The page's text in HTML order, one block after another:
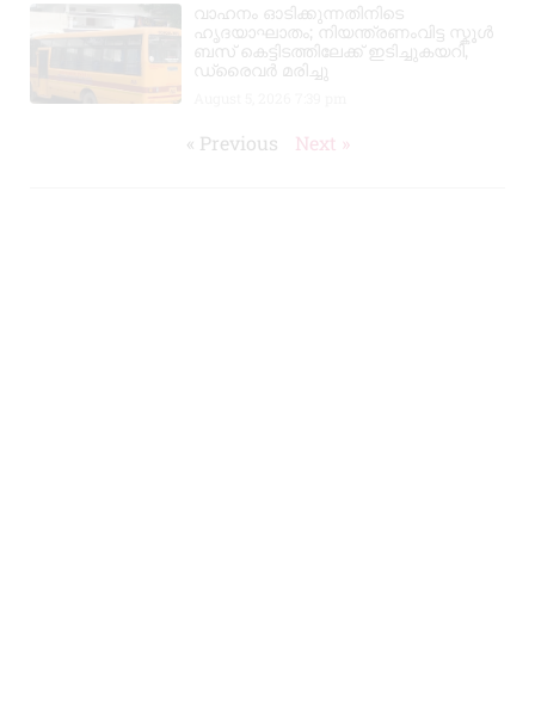
വാഹനം ഓടിക്കുന്നതിനിടെ
ഹൃദയാഘാതം; നിയന്ത്രണംവിട്ട സ്കൂൾ
ബസ് കെട്ടിടത്തിലേക്ക് ഇടിച്ചുകയറി,
ഡ്രൈവർ മരിച്ചു
« Previous Next »